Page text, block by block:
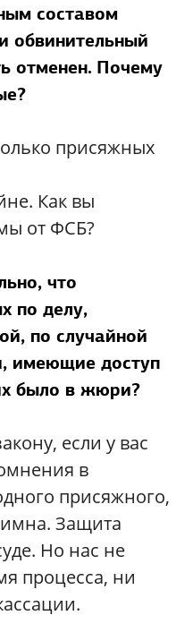
составом
обвинительный
отменен. Почему
присяжных
Как вы
от ФСБ?
что
по делу,
по случайной
имеющие доступ
было в жюри?
если у вас
в
присяжного,
Защита
Но нас не
процесса, ни